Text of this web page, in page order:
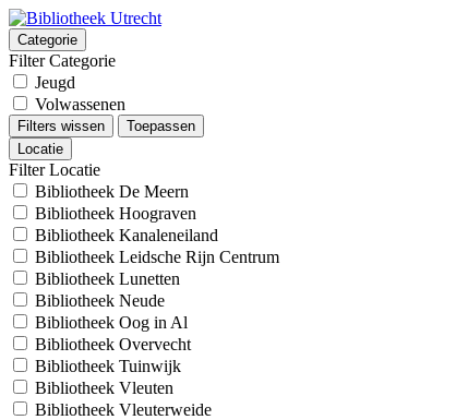
Categorie
Filter Categorie
Jeugd
Volwassenen
Filters wissen
Toepassen
Locatie
Filter Locatie
Bibliotheek De Meern
Bibliotheek Hoograven
Bibliotheek Kanaleneiland
Bibliotheek Leidsche Rijn Centrum
Bibliotheek Lunetten
Bibliotheek Neude
Bibliotheek Oog in Al
Bibliotheek Overvecht
Bibliotheek Tuinwijk
Bibliotheek Vleuten
Bibliotheek Vleuterweide